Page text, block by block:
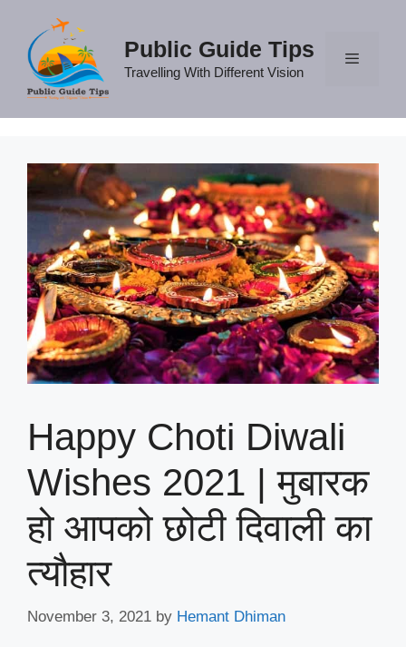
content
Public Guide Tips
Travelling With Different Vision
Happy Choti Diwali
Wishes 2021 | मुबारक
हो आपको छोटी दिवाली का
त्यौहार
November 3, 2021 by Hemant Dhiman